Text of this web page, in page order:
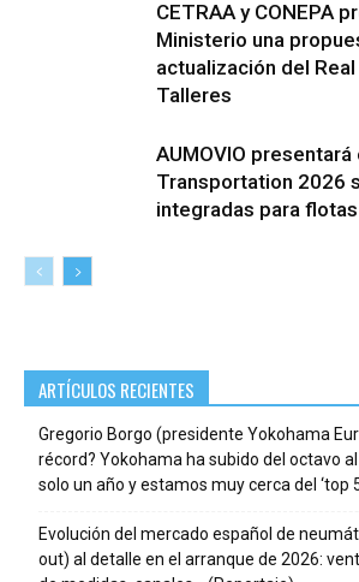
CETRAA y CONEPA
Ministerio una
actualización del
Talleres
AUMOVIO presentará
Transportation 2026
integradas para flotas
ARTÍCULOS RECIENTES
Gregorio Borgo (presidente Yokohama
récord? Yokohama ha subido del octavo
solo un año y estamos muy cerca del ‘top
Evolución del mercado español de
out) al detalle en el arranque de 2026: